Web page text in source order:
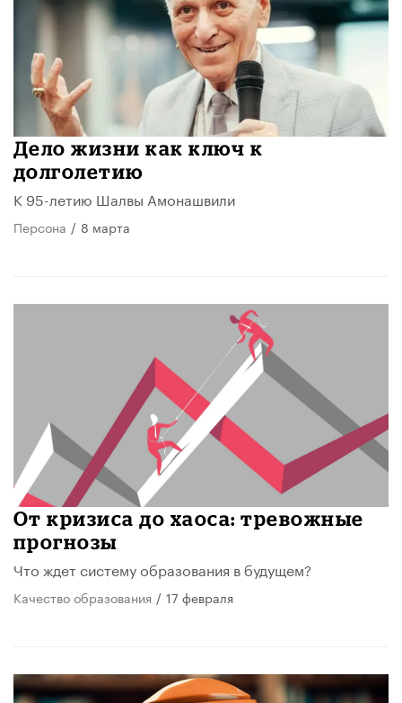
Дело жизни как ключ к
долголетию
К 95-летию Шалвы Амонашвили
Персона / 8 марта
От кризиса до хаоса: тревожные
прогнозы
Что ждет систему образования в будущем?
Качество образования / 17 февраля